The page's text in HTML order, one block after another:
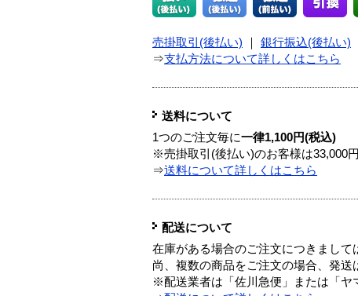
売掛取引(後払い) 銀行振込(後払い)
⇒支払方法について詳しくはこちら
送料について
1つのご注文毎に一律1,100円(税込)
※売掛取引(後払い)のお客様は33,000
⇒送料について詳しくはこちら
配送について
在庫がある場合のご注文につきまして
尚、複数の商品をご注文の場合、発送
※配送業者は「佐川急便」または「ヤ